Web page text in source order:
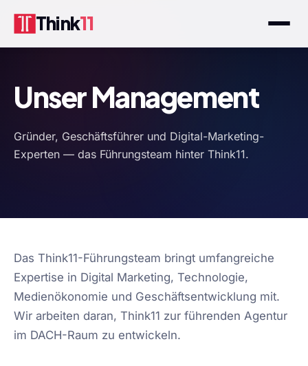
Think11
Unser Management
Gründer, Geschäftsführer und Digital-Marketing-
Experten — das Führungsteam hinter Think11.
Das Think11-Führungsteam bringt umfangreiche
Expertise in Digital Marketing, Technologie,
Medienökonomie und Geschäftsentwicklung mit.
Wir arbeiten daran, Think11 zur führenden Agentur
im DACH-Raum zu entwickeln.